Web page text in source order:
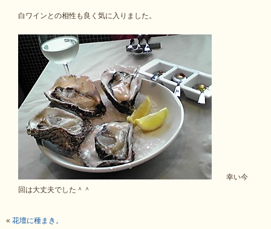
白ワインとの相性も良く気に入りました。
幸い今
回は大丈夫でした＾＾
« 花壇に種まき。